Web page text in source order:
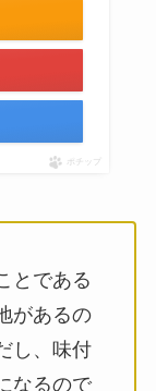
ポチップ
とである
があるの
し、味付
なるので